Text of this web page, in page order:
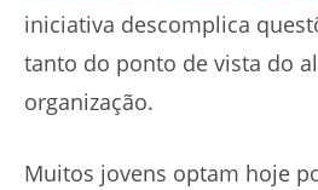
iniciativa descomplica
tanto do ponto de vista do
organização.
Muitos jovens optam hoje